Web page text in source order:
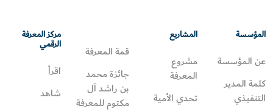
المؤسسة
عن المؤسسة
كلمة المدير
التنفيذي
المشاريع
مشروع
المعرفة
تحدي الأمية
قمة المعرفة
جائزة محمد
بن راشد آل
مكتوم للمعرفة
مركز المعرفة
الرقمي
اقرأ
شاهد